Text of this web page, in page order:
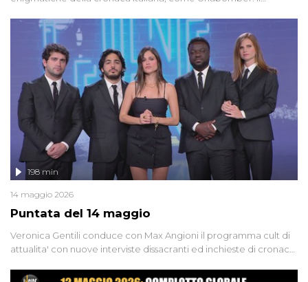
'90 e il 2000 che, inquietantemente, potrebbe essere ancora in
libertà. Lo speciale affronta inoltre le zone d'ombra sul Mostro di
Firenze, le cui responsabilità appaiono ancora oggi avvolte in un
groviglio di dubbi mai chiariti. Nel corso dello speciale anche
l'intervista inedita a Olindo Romano, realizzata ne...
Puntata del 14 maggio
198 min
14 maggio 2026
Veronica Gentili conduce con Max Angioni il programma cult di
attualita' con nuove interviste dissacranti ed inchieste di cronaca